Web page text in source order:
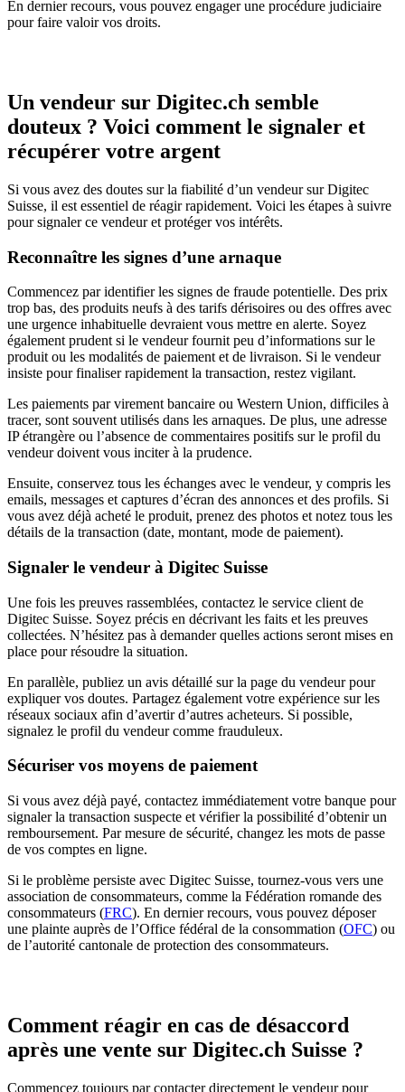
En dernier recours, vous pouvez engager une procédure judiciaire
pour faire valoir vos droits.
Un vendeur sur Digitec.ch semble
douteux ? Voici comment le signaler et
récupérer votre argent
Si vous avez des doutes sur la fiabilité d’un vendeur sur Digitec
Suisse, il est essentiel de réagir rapidement. Voici les étapes à suivre
pour signaler ce vendeur et protéger vos intérêts.
Reconnaître les signes d’une arnaque
Commencez par identifier les signes de fraude potentielle. Des prix
trop bas, des produits neufs à des tarifs dérisoires ou des offres avec
une urgence inhabituelle devraient vous mettre en alerte. Soyez
également prudent si le vendeur fournit peu d’informations sur le
produit ou les modalités de paiement et de livraison. Si le vendeur
insiste pour finaliser rapidement la transaction, restez vigilant.
Les paiements par virement bancaire ou Western Union, difficiles à
tracer, sont souvent utilisés dans les arnaques. De plus, une adresse
IP étrangère ou l’absence de commentaires positifs sur le profil du
vendeur doivent vous inciter à la prudence.
Ensuite, conservez tous les échanges avec le vendeur, y compris les
emails, messages et captures d’écran des annonces et des profils. Si
vous avez déjà acheté le produit, prenez des photos et notez tous les
détails de la transaction (date, montant, mode de paiement).
Signaler le vendeur à Digitec Suisse
Une fois les preuves rassemblées, contactez le service client de
Digitec Suisse. Soyez précis en décrivant les faits et les preuves
collectées. N’hésitez pas à demander quelles actions seront mises en
place pour résoudre la situation.
En parallèle, publiez un avis détaillé sur la page du vendeur pour
expliquer vos doutes. Partagez également votre expérience sur les
réseaux sociaux afin d’avertir d’autres acheteurs. Si possible,
signalez le profil du vendeur comme frauduleux.
Sécuriser vos moyens de paiement
Si vous avez déjà payé, contactez immédiatement votre banque pour
signaler la transaction suspecte et vérifier la possibilité d’obtenir un
remboursement. Par mesure de sécurité, changez les mots de passe
de vos comptes en ligne.
Si le problème persiste avec Digitec Suisse, tournez-vous vers une
association de consommateurs, comme la Fédération romande des
consommateurs (FRC). En dernier recours, vous pouvez déposer
une plainte auprès de l’Office fédéral de la consommation (OFC) ou
de l’autorité cantonale de protection des consommateurs.
Comment réagir en cas de désaccord
après une vente sur Digitec.ch Suisse ?
Commencez toujours par contacter directement le vendeur pour